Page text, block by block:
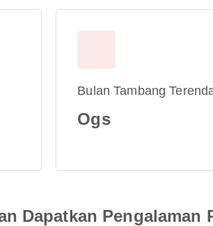
Bulan Tambang
Ogs
Dapatkan Pengalaman